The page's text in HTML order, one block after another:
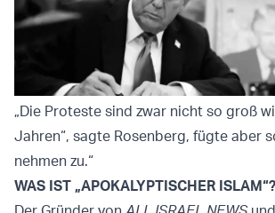
„Die Proteste sind zwar nicht so groß
Jahren“, sagte Rosenberg, fügte aber
nehmen zu.“
WAS IST „APOKALYPTISCHER ISLAM“?